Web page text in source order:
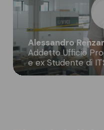
Alessandro
Addetto Ufficio
e ex Studente di